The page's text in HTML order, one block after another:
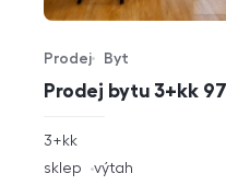
Prodej bytu 3+kk
Typ nabídky
Prodej
Typ nemovitosti
Byt
rozměry
dispozice
3+kk
funkce
sklep výtah